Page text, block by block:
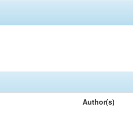
Author(s)